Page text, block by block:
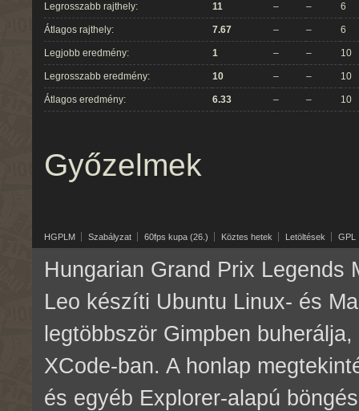
Legrosszabb rajthely: 11 – – 6
Átlagos rajthely: 7.67 – – 6
Legjobb eredmény: 1 – – 10
Legrosszabb eredmény: 10 – – 10
Átlagos eredmény: 6.33 – – 10
Győzelmek
HGPLM Szabályzat 60fps kupa (26.) Köztes hetek Letöltések GPL
Hungarian Grand Prix Legends
Leo készíti Ubuntu Linux- és
legtöbbször Gimpben
XCode-ban. A honlap
és egyéb Explorer-alapú